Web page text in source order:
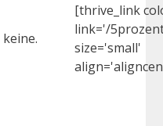
keine.
[thrive_link
link='/
size='small'